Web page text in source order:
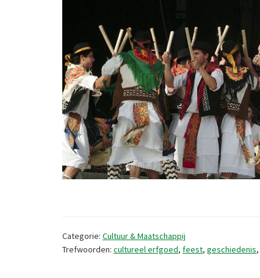
Categorie: Cultuur & Maatschappij
Trefwoorden: cultureel erfgoed, feest, geschiedenis,